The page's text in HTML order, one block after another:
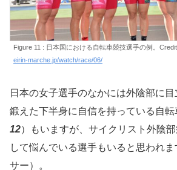
Figure 11 : 日本国における自転車競技選手の例。
eirin-marche.jp/watch/race/06/
日本の女子選手のなかには外陰部に目
鍛えた下半身に自信を持っている自転
12）もいますが、サイクリスト外陰
して悩んでいる選手もいると思われ
サー）。